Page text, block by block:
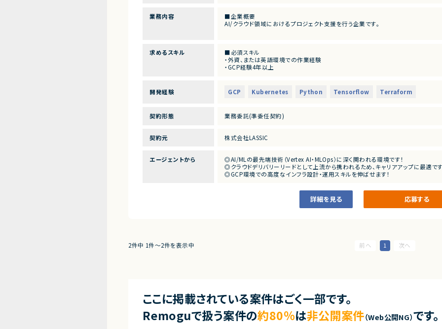
業務内容
■企業概要
AI/クラウド領域におけるプロジェクト支援を行う企業です。
■業務内容
・Vertex AIを活用した機械学習基盤の設計・構築
・TerraformによるインフラIaC化
・BigQueryなどを用いたデータ基盤構築
■担当工程
■その他補足
・初日のみ出社、その後リモート
求めるスキル
■必須スキル
・外資、または英語環境での作業経験
・GCP経験4年以上
・TensorFlow/PyTorch
・Terraform
・GKE
・Docker
■尚可スキル
■求める人物像
・AI/ML領域において主体的に推進できる方
・クラウド案件でリード経験がある方
開発経験 GCP Kubernetes Python Tensorflow Terraform
契約形態 業務委託(準委任契約)
契約元 株式会社LASSIC
エージェントから
◎AI/MLの最先端技術（Vertex AI・MLOps）に深く関われる環境です！
◎クラウドデリバリーリードとして上流から携われるため、キャリアアップに最適で
◎GCP環境での高度なインフラ設計・運用スキルを伸ばせます！
詳細を見る 応募する
2件中 1件〜2件を表示中 1
ここに掲載されている案件はごく一部です。
Remoguで扱う案件の約80％は非公開案件（Web公開NG）です。